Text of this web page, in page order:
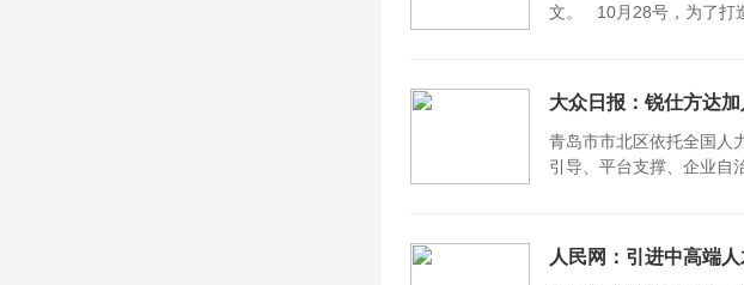
文。 10月28号，为了打
大众日报：锐仕方达
青岛市市北区依托全国人
引导、平台支撑、企业自
人民网：引进中高端